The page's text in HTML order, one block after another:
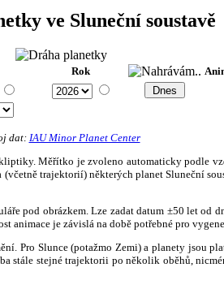
ve Sluneční soustavě
Rok
dat: IAU Minor Planet Center
Měřítko je zvoleno automaticky podle
trajektorií) některých planet Sluneční
pod obrázkem. Lze zadat datum ±50 let od
je závislá na době potřebné pro
Pro Slunce (potažmo Zemi) a planety
stále stejné trajektorii po několik oběhů,